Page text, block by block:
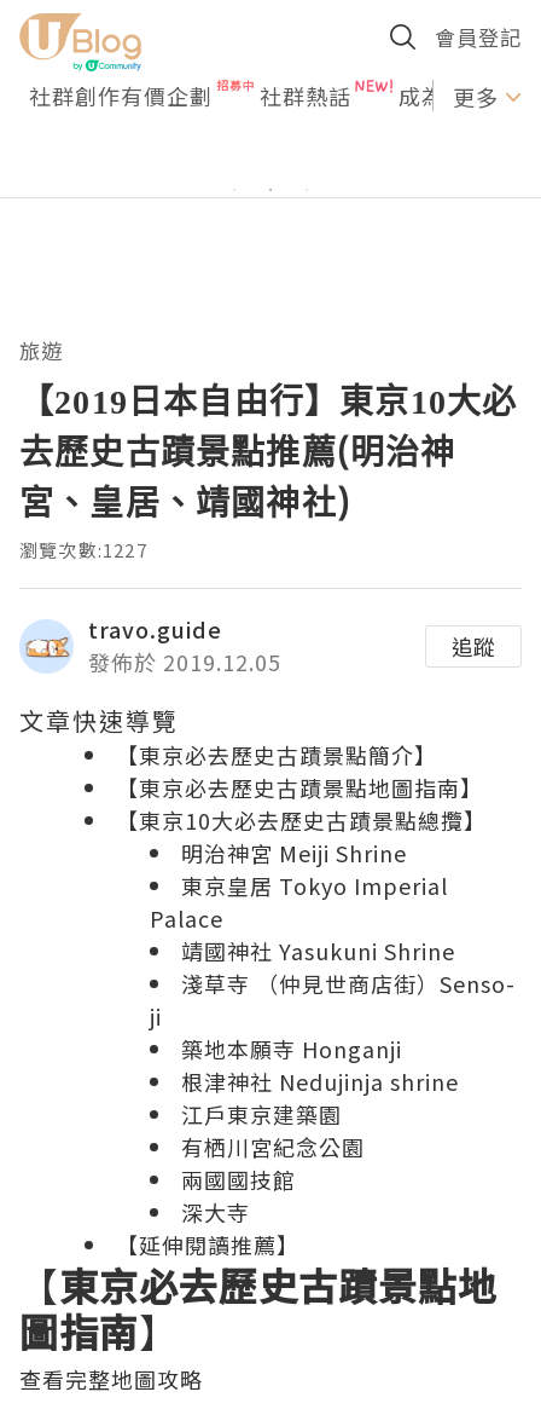
會員登記
社群創作有價企劃 社群熱話 成為U更多
旅遊
【2019日本自由行】東京10大必
去歷史古蹟景點推薦(明治神
宮、皇居、靖國神社)
瀏覽次數:1227
travo.guide
發佈於 2019.12.05
追蹤
文章快速導覽
【東京必去歷史古蹟景點簡介】
【東京必去歷史古蹟景點地圖指南】
【東京10大必去歷史古蹟景點總攬】
明治神宮 Meiji Shrine
東京皇居 Tokyo Imperial
Palace
靖國神社 Yasukuni Shrine
淺草寺 （仲見世商店街）Senso-
ji
築地本願寺 Honganji
根津神社 Nedujinja shrine
江戶東京建築園
有栖川宮紀念公園
兩國國技館
深大寺
【延伸閱讀推薦】
【東京必去歷史古蹟景點地
圖指南】
查看完整地圖攻略